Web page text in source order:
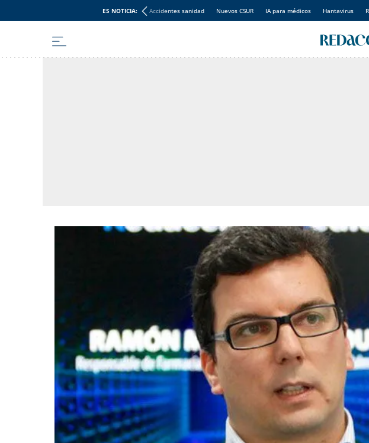
ES NOTICIA: Accidentes sanidad Nuevos CSUR IA para médicos Hantavirus